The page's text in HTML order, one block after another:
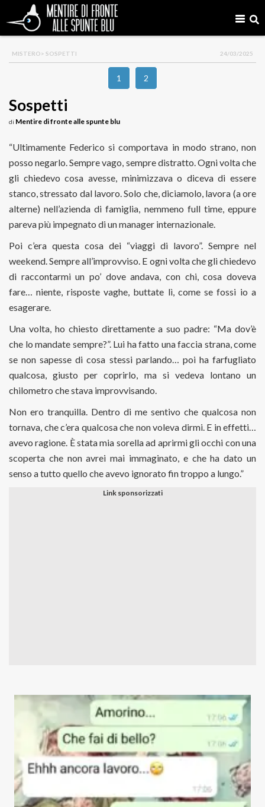
MISTERO> SOSPETTI 24/03/2025
1 2
Sospetti
di Mentire di fronte alle spunte blu
“Ultimamente Federico si comportava in modo strano, non
posso negarlo. Sempre vago, sempre distratto. Ogni volta che
gli chiedevo cosa avesse, minimizzava o diceva di essere
stanco, stressato dal lavoro. Solo che, diciamolo, lavora (a ore
alterne) nell’azienda di famiglia, nemmeno full time, eppure
pareva più impegnato di un manager internazionale.
Poi c’era questa cosa dei “viaggi di lavoro”. Sempre nel
weekend. Sempre all’improvviso. E ogni volta che gli chiedevo
di raccontarmi un po’ dove andava, con chi, cosa doveva
fare… niente, risposte vaghe, buttate lì, come se fossi io a
esagerare.
Una volta, ho chiesto direttamente a suo padre: “Ma dov’è
che lo mandate sempre?”. Lui ha fatto una faccia strana, come
se non sapesse di cosa stessi parlando… poi ha farfugliato
qualcosa, giusto per coprirlo, ma si vedeva lontano un
chilometro che stava improvvisando.
Non ero tranquilla. Dentro di me sentivo che qualcosa non
tornava, che c’era qualcosa che non voleva dirmi. E in effetti…
avevo ragione. È stata mia sorella ad aprirmi gli occhi con una
scoperta che non avrei mai immaginato, e che ha dato un
senso a tutto quello che avevo ignorato fin troppo a lungo.”